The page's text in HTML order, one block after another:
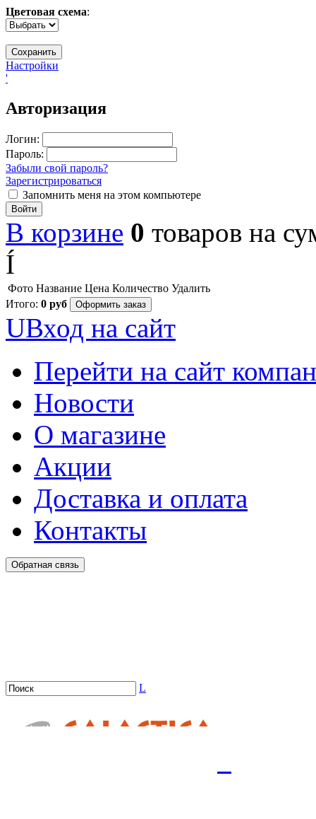
Цветовая схема:
Настройки
'
Авторизация
Логин:
Пароль:
Забыли свой пароль?
Зарегистрироваться
Запомнить меня на этом компьютере
Войти
В корзине 0 товаров на
Í
Фото Название Цена Количество Удалить
Итого: 0 руб Оформить заказ
UВход на сайт
Перейти на сайт
Новости
О магазине
Акции
Доставка и оплата
Контакты
Обратная связь
L